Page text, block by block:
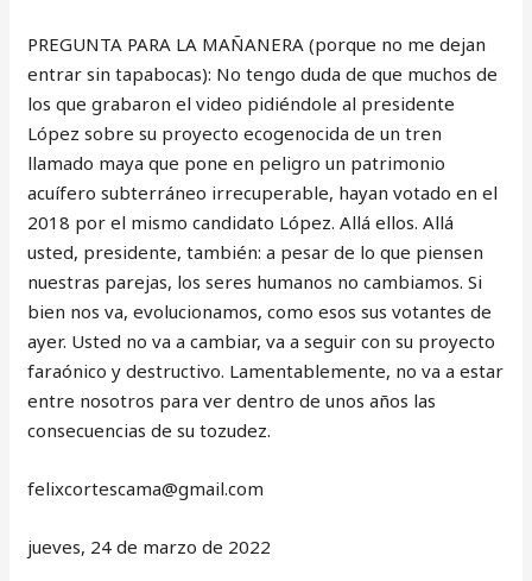
PREGUNTA PARA LA MAÑANERA (porque no me dejan
entrar sin tapabocas): No tengo duda de que muchos de
los que grabaron el video pidiéndole al presidente
López sobre su proyecto ecogenocida de un tren
llamado maya que pone en peligro un patrimonio
acuífero subterráneo irrecuperable, hayan votado en el
2018 por el mismo candidato López. Allá ellos. Allá
usted, presidente, también: a pesar de lo que piensen
nuestras parejas, los seres humanos no cambiamos. Si
bien nos va, evolucionamos, como esos sus votantes de
ayer. Usted no va a cambiar, va a seguir con su proyecto
faraónico y destructivo. Lamentablemente, no va a estar
entre nosotros para ver dentro de unos años las
consecuencias de su tozudez.
‎felixcortescama@gmail.com
jueves, 24 de marzo de 2022